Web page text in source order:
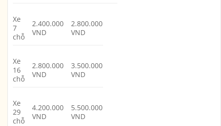
Xe
7
chỗ
2.400.000
VND
2.800.000
VND
Xe
16
chỗ
2.800.000
VND
3.500.000
VND
Xe
29
chỗ
4.200.000
VND
5.500.000
VND